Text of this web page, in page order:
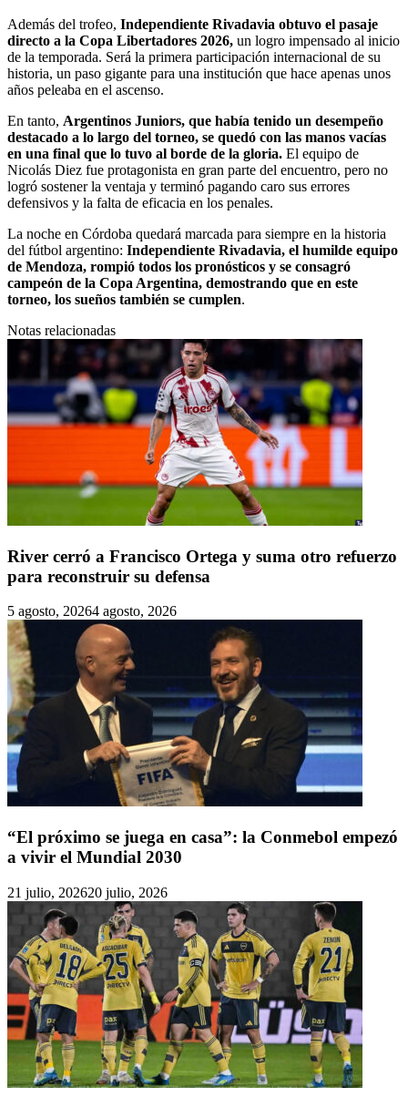
Además del trofeo, Independiente Rivadavia obtuvo el pasaje
directo a la Copa Libertadores 2026, un logro impensado al inicio
de la temporada. Será la primera participación internacional de su
historia, un paso gigante para una institución que hace apenas unos
años peleaba en el ascenso.
En tanto, Argentinos Juniors, que había tenido un desempeño
destacado a lo largo del torneo, se quedó con las manos vacías
en una final que lo tuvo al borde de la gloria. El equipo de
Nicolás Diez fue protagonista en gran parte del encuentro, pero no
logró sostener la ventaja y terminó pagando caro sus errores
defensivos y la falta de eficacia en los penales.
La noche en Córdoba quedará marcada para siempre en la historia
del fútbol argentino: Independiente Rivadavia, el humilde equipo
de Mendoza, rompió todos los pronósticos y se consagró
campeón de la Copa Argentina, demostrando que en este
torneo, los sueños también se cumplen.
Notas relacionadas
River cerró a Francisco Ortega y suma otro refuerzo
para reconstruir su defensa
5 agosto, 20264 agosto, 2026
“El próximo se juega en casa”: la Conmebol empezó
a vivir el Mundial 2030
21 julio, 202620 julio, 2026